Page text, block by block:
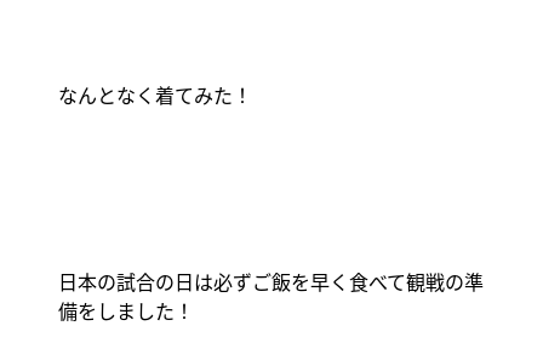
なんとなく着てみた！
日本の試合の日は必ずご飯を早く食べて観戦の準
備をしました！